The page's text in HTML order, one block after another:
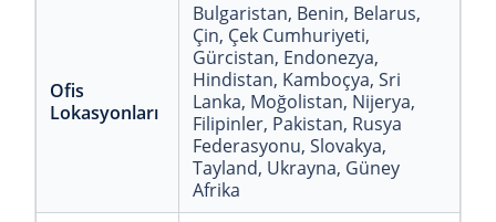
Ofis
Lokasyonları
Bulgaristan, Benin, Belarus,
Çin, Çek Cumhuriyeti,
Gürcistan, Endonezya,
Hindistan, Kamboçya, Sri
Lanka, Moğolistan, Nijerya,
Filipinler, Pakistan, Rusya
Federasyonu, Slovakya,
Tayland, Ukrayna, Güney
Afrika